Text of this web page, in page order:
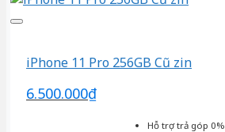
Hỗ trợ trả góp 0%
iPhone 11 Pro 256GB Cũ zin
6.500.000₫